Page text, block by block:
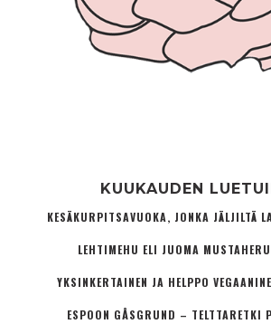
KUUKAUDEN
KESÄKURPITSAVUOKA, JONKA JÄLJILTÄ
LEHTIMEHU ELI JUOMA
YKSINKERTAINEN JA HELPPO
ESPOON GÅSGRUND – TELTTARETKI